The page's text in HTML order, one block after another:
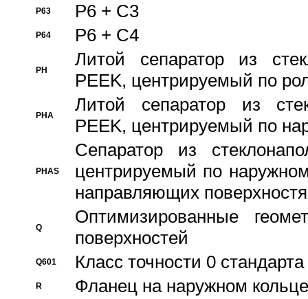
P63 P6 + C3
P64 P6 + C4
PH
Литой сепаратор из
PEEK, центрируемый по
PHA
Литой сепаратор из
PEEK, центрируемый по
PHAS
Сепаратор из
центрируемый по
направляющих
Q
Оптимизированные
поверхностей
Q601 Класс точности 0
R Фланец на наружном кольце